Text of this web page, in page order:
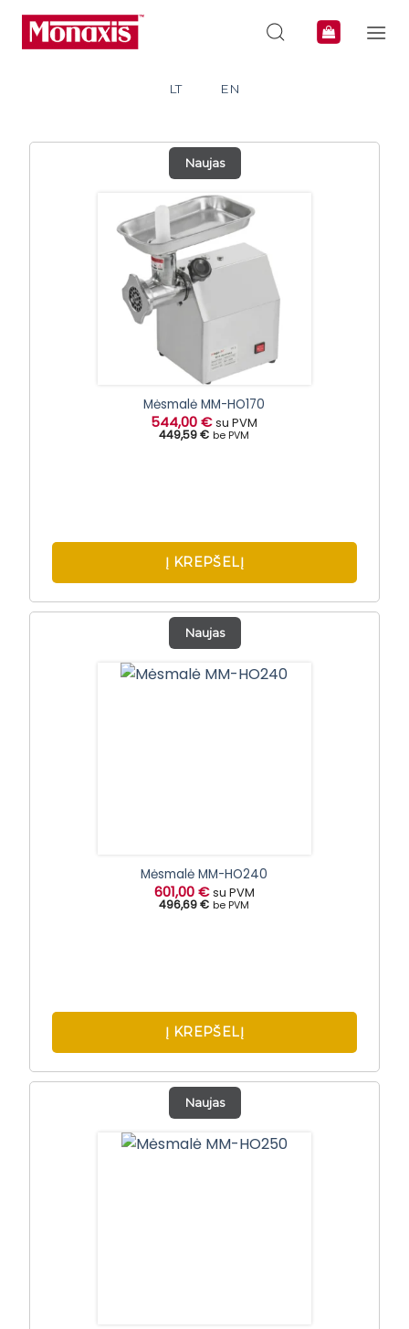
Skip
LT EN
Naujas
Mėsmalė MM-HO170
544,00€ su PVM
449,59 € be PVM
Į KREPŠELĮ
Naujas
Mėsmalė MM-HO240
601,00€ su PVM
496,69 € be PVM
Į KREPŠELĮ
Naujas